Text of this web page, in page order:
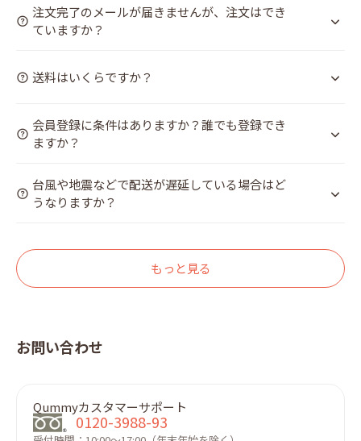
注文完了のメールが届きませんが、注文はでき
ていますか？
送料はいくらですか？
会員登録に条件はありますか？誰でも登録でき
ますか？
台風や地震などで配送が遅延している場合はど
うなりますか？
もっと見る
お問い合わせ
Qummyカスタマーサポート
0120-3988-93